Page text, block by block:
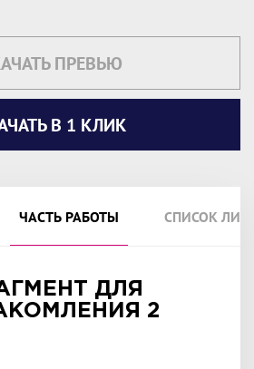
ПРЕВЬЮ
В 1 КЛИК
ЧАСТЬ РАБОТЫ СПИСОК
ДЛЯ
2